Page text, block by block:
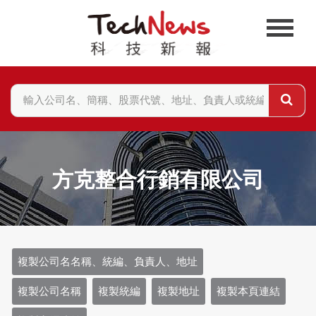
方克整合行銷有限公司
複製公司名名稱、統編、負責人、地址
複製公司名稱 複製統編 複製地址 複製本頁連結